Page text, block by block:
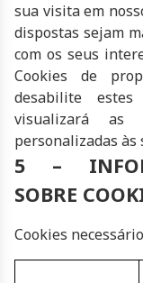
sua visita em
dispostas sejam
com os seus
Cookies de
desabilite
visualizará as
personalizadas às
5 –
SOBRE
Cookies